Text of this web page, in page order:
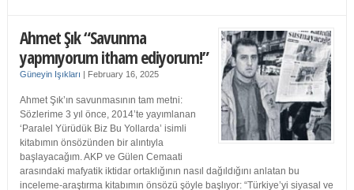
Ahmet Şık “Savunma
yapmıyorum itham ediyorum!”
Güneyin Işıkları | February 16, 2025
Ahmet Şık’ın savunmasının tam metni:
Sözlerime 3 yıl önce, 2014’te yayımlanan
‘Paralel Yürüdük Biz Bu Yollarda’ isimli
kitabımın önsözünden bir alıntıyla
başlayacağım. AKP ve Gülen Cemaati
arasındaki mafyatik iktidar ortaklığının nasıl dağıldığını anlatan bu
inceleme-araştırma kitabımın önsözü şöyle başlıyor: “Türkiye’yi siyasal ve